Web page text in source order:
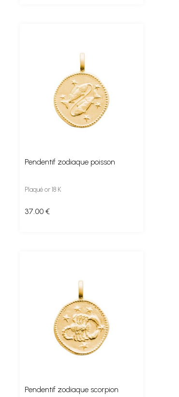
Pendentif zodiaque poisson
Plaqué or 18 K
37 .00 €
Pendentif zodiaque scorpion